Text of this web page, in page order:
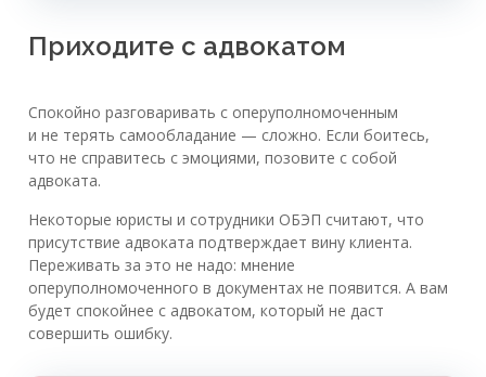
Приходите с адвокатом
Спокойно разговаривать с оперуполномоченным
и не терять самообладание — сложно. Если боитесь,
что не справитесь с эмоциями, позовите с собой
адвоката.
Некоторые юристы и сотрудники ОБЭП считают, что
присутствие адвоката подтверждает вину клиента.
Переживать за это не надо: мнение
оперуполномоченного в документах не появится. А вам
будет спокойнее с адвокатом, который не даст
совершить ошибку.